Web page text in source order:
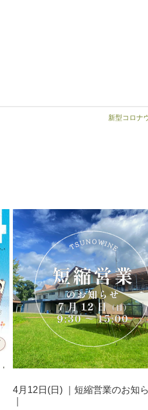
新型コロナ
4月12日(日) ｜短縮営業のお知